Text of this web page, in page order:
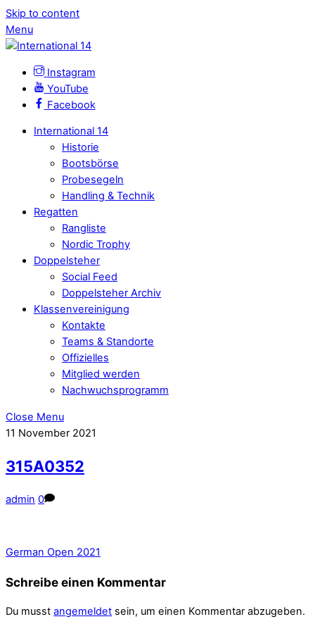
Skip to content
Menu
Instagram
YouTube
Facebook
International 14
Historie
Bootsbörse
Probesegeln
Handling & Technik
Regatten
Rangliste
Nordic Trophy
Doppelsteher
Social Feed
Doppelsteher Archiv
Klassenvereinigung
Kontakte
Teams & Standorte
Offizielles
Mitglied werden
Nachwuchsprogramm
Close Menu
11 November 2021
315A0352
admin 0
German Open 2021
Schreibe einen Kommentar
Du musst angemeldet sein, um einen Kommentar abzugeben.